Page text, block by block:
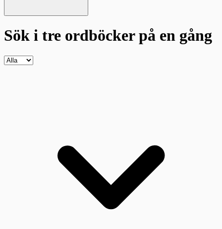
Sök i tre ordböckerpå en gång